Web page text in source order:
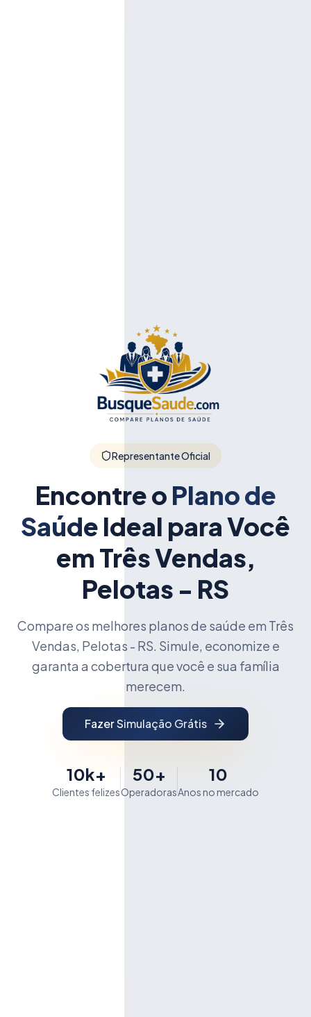
Representante Oficial
Encontre o Plano de
Saúde Ideal para Você
em Três Vendas,
Pelotas - RS
Compare os melhores planos de saúde em Três
Vendas, Pelotas - RS. Simule, economize e
garanta a cobertura que você e sua família
merecem.
Fazer Simulação Grátis
10k+
Clientes felizes
50+
Operadoras
10
Anos no mercado